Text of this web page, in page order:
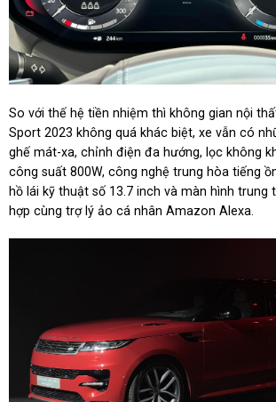
So với thế hệ tiền nhiệm thì không gian nội
Sport 2023 không quá khác biệt, xe vẫn có
ghế mát-xa, chỉnh điện đa hướng, lọc không
công suất 800W, công nghệ trung hòa tiếng
hồ lái kỹ thuật số 13.7 inch và màn hình trung
hợp cùng trợ lý ảo cá nhân Amazon Alexa.